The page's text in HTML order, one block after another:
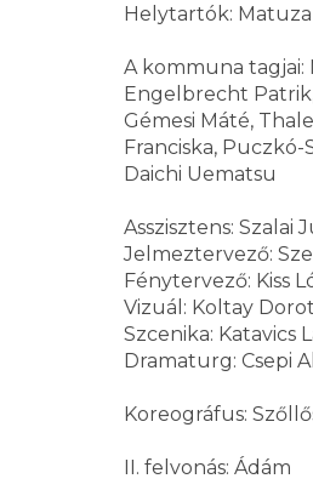
Helytartók:
A kommuna tagjai:
Engelbrecht
Gémesi Máté,
Franciska,
Daichi Uematsu
Asszisztens: Szalai
Jelmeztervező:
Fénytervező: Kiss
Vizuál: Koltay
Szcenika: Katavics
Dramaturg: Csepi
Koreográfus:
II. felvonás: Ádám